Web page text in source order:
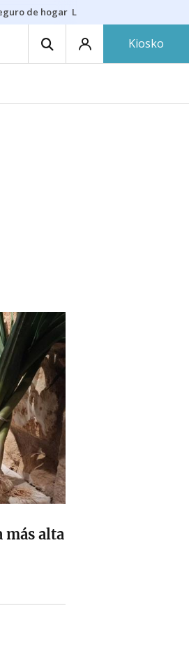
de hogar Lío Athletic-Osasuna
Kiosko
más alta